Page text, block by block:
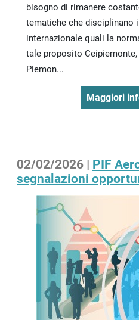
bisogno di rimanere
tematiche che disciplinano
internazionale quali la
tale proposito
Piemon...
Maggiori
02/02/2026 | PIF
segnalazioni